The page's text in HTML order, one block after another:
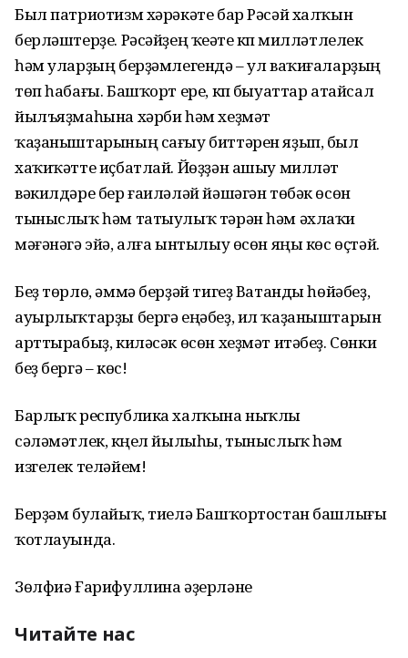
Был патриотизм хәрәкәте бар Рәсәй халҡын
берләштерҙе. Рәсәйҙең ҡеүәте күп милләтлелек
һәм уларҙың берҙәмлегендә – ул ваҡиғаларҙың
төп һабағы. Башҡорт ере, күп быуаттар атайсал
йылъяҙмаһына хәрби һәм хеҙмәт
ҡаҙаныштарының сағыу биттәрен яҙып, был
хаҡиҡәтте иҫбатлай. Йөҙҙән ашыу милләт
вәкилдәре бер ғаиләләй йәшәгән төбәк өсөн
тыныслыҡ һәм татыулыҡ тәрән һәм әхлаҡи
мәғәнәгә эйә, алға ынтылыу өсөн яңы көс өҫтәй.
Беҙ төрлө, әммә берҙәй тигеҙ Ватанды һөйәбеҙ,
ауырлыҡтарҙы бергә еңәбеҙ, ил ҡаҙаныштарын
арттырабыҙ, киләсәк өсөн хеҙмәт итәбеҙ. Сөнки
беҙ бергә – көс!
Барлыҡ республика халҡына ныҡлы
сәләмәтлек, күңел йылыһы, тыныслыҡ һәм
изгелек теләйем!
Берҙәм булайыҡ, тиелә Башҡортостан башлығы
ҡотлауында.
Зөлфиә Ғарифуллина әҙерләне
Читайте нас